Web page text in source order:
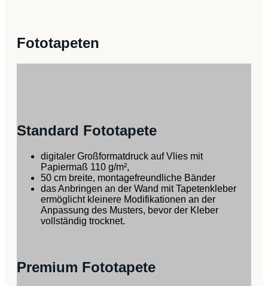
Fototapeten
Standard Fototapete
digitaler Großformatdruck auf Vlies mit
Papiermaß 110 g/m²,
50 cm breite, montagefreundliche Bänder
das Anbringen an der Wand mit Tapetenkleber
ermöglicht kleinere Modifikationen an der
Anpassung des Musters, bevor der Kleber
vollständig trocknet.
Premium Fototapete